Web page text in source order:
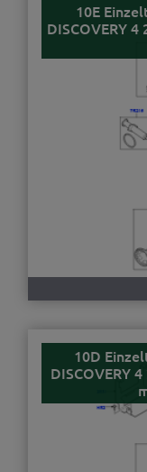
10E
DISCOVERY
10D
DISCOVERY